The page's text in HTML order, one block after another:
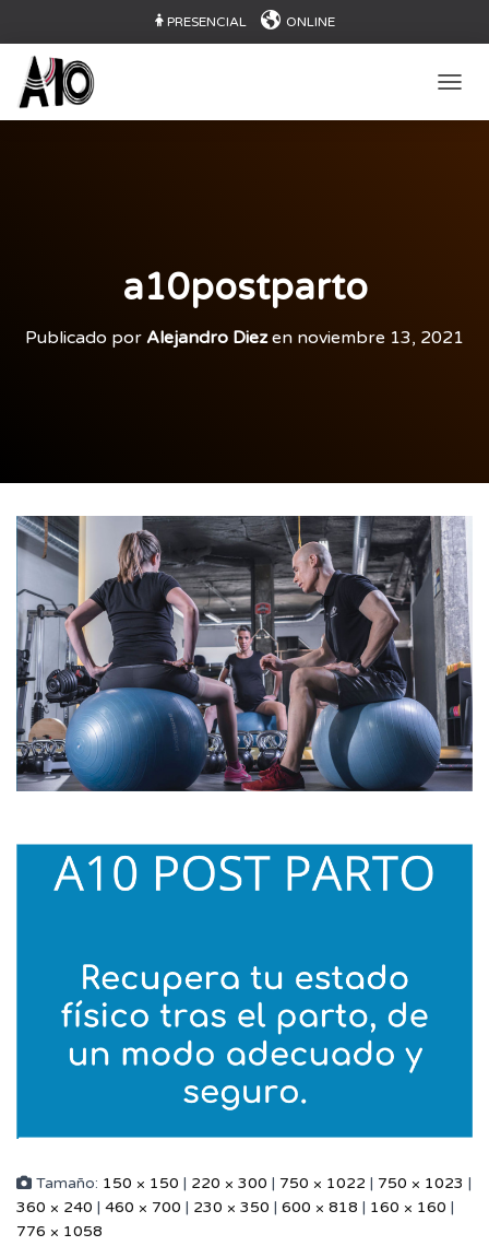
PRESENCIAL ONLINE
a10postparto
Publicado por Alejandro Diezen noviembre 13, 2021
Tamaño: 150 × 150 | 220 × 300 | 750 × 1022 | 750 × 1023 |
360 × 240 | 460 × 700 | 230 × 350 | 600 × 818 | 160 × 160 |
776 × 1058